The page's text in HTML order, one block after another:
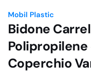
Mobil Plastic
Bidone
Polipropilene
Coperchio